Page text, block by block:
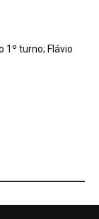
1º turno; Flávio